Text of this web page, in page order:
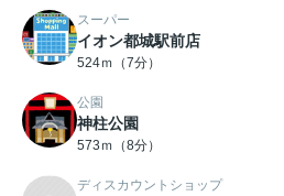
スーパー
イオン都城駅前店
524ｍ（7分）
公園
神柱公園
573ｍ（8分）
ディスカウントショップ